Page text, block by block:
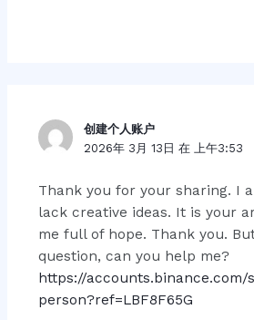
创建个人账户
2026年 3月 13日 在 上午3:53
Thank you for your sharing. I
lack creative ideas. It is your
me full of hope. Thank you.
question, can you help me?
https://accounts.binance.com/
person?ref=LBF8F65G